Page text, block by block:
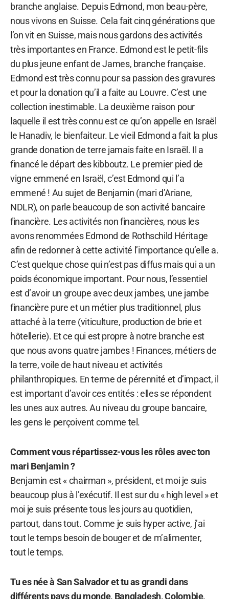
branche anglaise. Depuis Edmond, mon beau-père,
nous vivons en Suisse. Cela fait cinq générations que
l’on vit en Suisse, mais nous gardons des activités
très importantes en France. Edmond est le petit-fils
du plus jeune enfant de James, branche française.
Edmond est très connu pour sa passion des gravures
et pour la donation qu’il a faite au Louvre. C’est une
collection inestimable. La deuxième raison pour
laquelle il est très connu est ce qu’on appelle en Israël
le Hanadiv, le bienfaiteur. Le vieil Edmond a fait la plus
grande donation de terre jamais faite en Israël. Il a
financé le départ des kibboutz. Le premier pied de
vigne emmené en Israël, c’est Edmond qui l’a
emmené ! Au sujet de Benjamin (mari d’Ariane,
NDLR), on parle beaucoup de son activité bancaire
financière. Les activités non financières, nous les
avons renommées Edmond de Rothschild Héritage
afin de redonner à cette activité l’importance qu’elle a.
C’est quelque chose qui n’est pas diffus mais qui a un
poids économique important. Pour nous, l’essentiel
est d’avoir un groupe avec deux jambes, une jambe
financière pure et un métier plus traditionnel, plus
attaché à la terre (viticulture, production de brie et
hôtellerie). Et ce qui est propre à notre branche est
que nous avons quatre jambes ! Finances, métiers de
la terre, voile de haut niveau et activités
philanthropiques. En terme de pérennité et d’impact, il
est important d’avoir ces entités : elles se répondent
les unes aux autres. Au niveau du groupe bancaire,
les gens le perçoivent comme tel.
Comment vous répartissez-vous les rôles avec ton
mari Benjamin ?
Benjamin est « chairman », président, et moi je suis
beaucoup plus à l’exécutif. Il est sur du « high level » et
moi je suis présente tous les jours au quotidien,
partout, dans tout. Comme je suis hyper active, j’ai
tout le temps besoin de bouger et de m’alimenter,
tout le temps.
Tu es née à San Salvador et tu as grandi dans
différents pays du monde, Bangladesh, Colombie,